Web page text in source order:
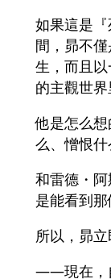
如果這是
間，昴不
生，而且
的主觀世界
他是怎么
么、憎恨什
和雷德・
是能看到那
所以，昴立
――現在，